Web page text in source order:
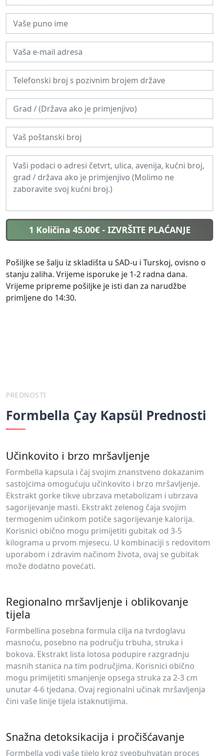
1 Količina 45.00€ - IZVRŠITE PLAĆANJE
Pošiljke se šalju iz skladišta u SAD-u i Turskoj, ovisno o
stanju zaliha. Vrijeme isporuke je 1-2 radna dana.
Vrijeme pripreme pošiljke je isti dan za narudžbe
primljene do 14:30.
PREDNOSTI
Formbella Çay Kapsül Prednosti
Učinkovito i brzo mršavljenje
Formbella kapsula i čaj svojim znanstveno dokazanim
sastojcima omogućuju učinkovito i brzo mršavljenje.
Ekstrakt gorke tikve ubrzava metabolizam i ubrzava
sagorijevanje masti. Ekstrakt zelenog čaja svojim
termogenim učinkom potiče sagorijevanje kalorija.
Korisnici obično mogu primijetiti gubitak od 3-5
kilograma u prvom mjesecu. U kombinaciji s redovitom
uporabom i zdravim načinom života, ovaj se gubitak
može dodatno povećati.
Regionalno mršavljenje i oblikovanje
tijela
Formbellina posebna formula cilja na tvrdoglavu
masnoću, posebno na području trbuha, struka i
bokova. Ekstrakt lista lotosa podupire razgradnju
masnih stanica na tim područjima. Korisnici obično
mogu primijetiti smanjenje opsega struka za 2-3 cm
unutar 4-6 tjedana. Ovaj regionalni učinak mršavljenja
čini vaše linije tijela istaknutijima.
Snažna detoksikacija i pročišćavanje
Formbella vodi vaše tijelo kroz sveobuhvatan proces